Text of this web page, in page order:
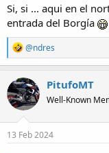
Si, si ... aqui en el
entrada del Borgía
R
e
a
c
t
i
o
n
s
@ndres
PitufoMT
Well-Known
13 Feb 2024